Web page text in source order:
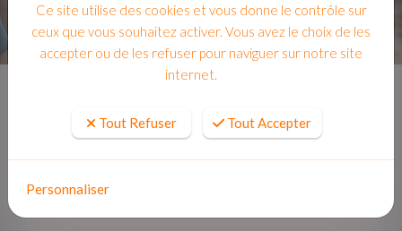
Ce site utilise des cookies et vous donne le contrôle sur
ceux que vous souhaitez activer. Vous avez le choix de les
accepter ou de les refuser pour naviguer sur notre site
internet.
Tout Refuser Tout Accepter
Personnaliser